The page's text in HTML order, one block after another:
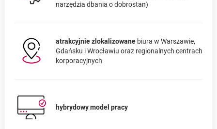
narzędzia dbania o dobrostan)
atrakcyjnie zlokalizowane biura w Warszawie,
Gdańsku i Wrocławiu oraz regionalnych centrach
korporacyjnych
hybrydowy model pracy